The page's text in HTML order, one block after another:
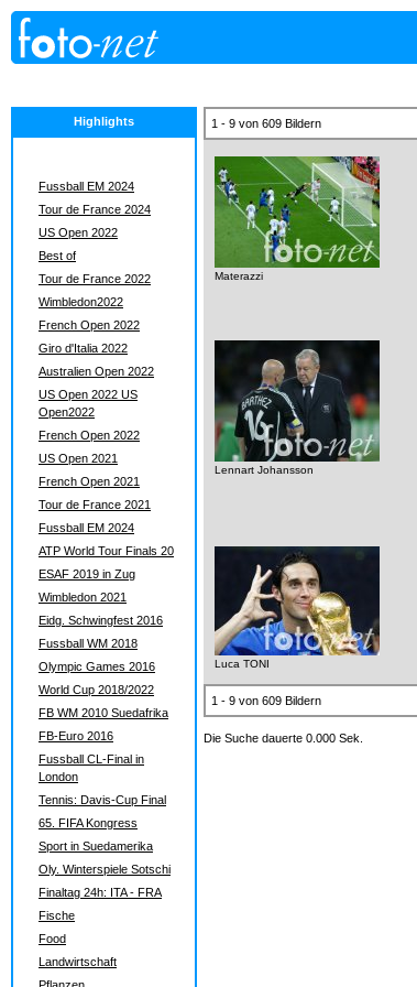
Highlights
Fussball EM 2024
Tour de France 2024
US Open 2022
Best of
Tour de France 2022
Wimbledon2022
French Open 2022
Giro d'Italia 2022
Australien Open 2022
US Open 2022 US
Open2022
French Open 2022
US Open 2021
French Open 2021
Tour de France 2021
Fussball EM 2024
ATP World Tour Finals 20
ESAF 2019 in Zug
Wimbledon 2021
Eidg. Schwingfest 2016
Fussball WM 2018
Olympic Games 2016
World Cup 2018/2022
FB WM 2010 Suedafrika
FB-Euro 2016
Fussball CL-Final in
London
Tennis: Davis-Cup Final
65. FIFA Kongress
Sport in Suedamerika
Oly. Winterspiele Sotschi
Finaltag 24h: ITA - FRA
Fische
Food
Landwirtschaft
1 - 9 von 609 Bildern
Materazzi
Lennart Johansson
Luca TONI
1 - 9 von 609 Bildern
Die Suche dauerte 0.000 Sek.